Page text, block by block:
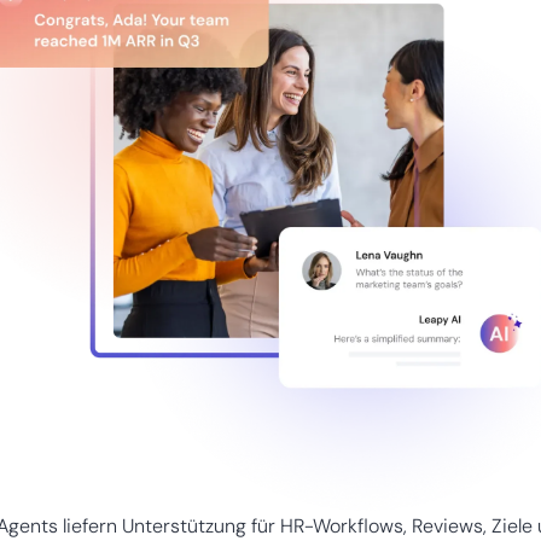
liefern Unterstützung für HR-Workflows, Reviews, Ziele